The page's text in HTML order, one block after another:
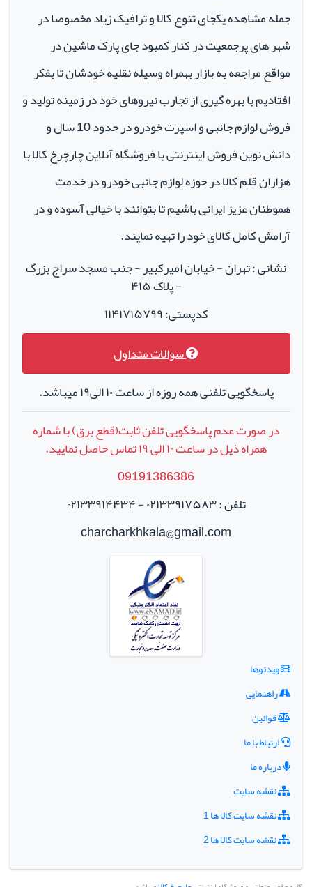
جمله مشاهده یکجای تنوع کالا و ترافیک زیاد مخصوصا در
شهر های پرجمعیت در کنار کمبود جای پارک ماشین در
مواقع مراجعه به بازار بهمراه وسیله نقلیه خودشان تا بفکر
افتادیم با بهره گیری از تجارب نیروهای خود در زمینه تولید و
فروش لوازم جانبی و اسپرت خودرو در حدود 10 سال و
دانش نوین فروش اینترنتی با فروشگاه آنلاین چارچرخ کالا با
هزاران قلم کالا در حوزه لوازم جانبی خودرو در خدمت
هموطنان عزیز ایرانی باشیم تا بتوانند با خیالی آسوده و در
آرامش کامل کالای خود را تهیه نمایند.
نشانی : تهران - خیابان امیرکبیر - جنب مسجد سراج بزرگ
- پلاک ۴۱۵
کدپستی: ۱۱۴۱۷۱۵۷۹۹
سوالات متداول
پاسخگویی تلفنی همه روزه از ساعت ۱۰ الی۱۹ میباشد.
در صورت عدم پاسخگویی تلفن ثابت(قطع برق) با شماره
همراه ذیل در ساعت۱۰الی۱۹تماس حاصل نمایید.
09191386386
تلفن : ۰۲۱۳۳۹۱۷۵۸۳ - ۰۲۱۳۳۹۱۴۴۳۴
charcharkhkala@gmail.com
ویدئوها
راهنمایی
قوانین
ارتباط با ما
درباره ما
نقشه سایت
نقشه سایت کالا ها 1
نقشه سایت کالا ها 2